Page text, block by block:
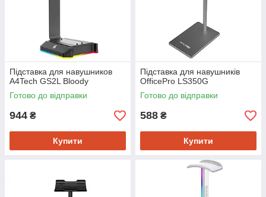
Підставка для навушников
A4Tech GS2L Bloody
Готово до відправки
944 ₴
Купити
Підставка для навушників
OfficePro LS350G
Готово до відправки
588 ₴
Купити